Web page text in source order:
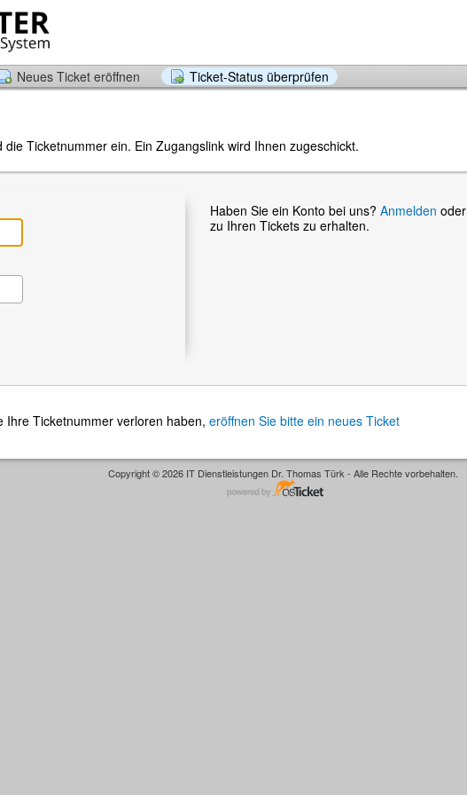
Neues Ticket eröffnen Ticket-Status überprüfen
Ticketnummer ein. Ein Zugangslink wird Ihnen zugeschickt.
Haben Sie ein Konto bei uns? Anmelden oder
zu Ihren Tickets zu erhalten.
Ihre Ticketnummer verloren haben, eröffnen Sie bitte ein neues Ticket
Copyright © 2026 IT Dienstleistungen Dr. Thomas Türk - Alle Rechte vorbehalten.